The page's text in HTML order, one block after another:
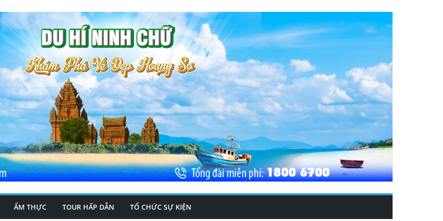
ẨM THỰC TOUR HẤP DẪN TỔ CHỨC SỰ KIỆN